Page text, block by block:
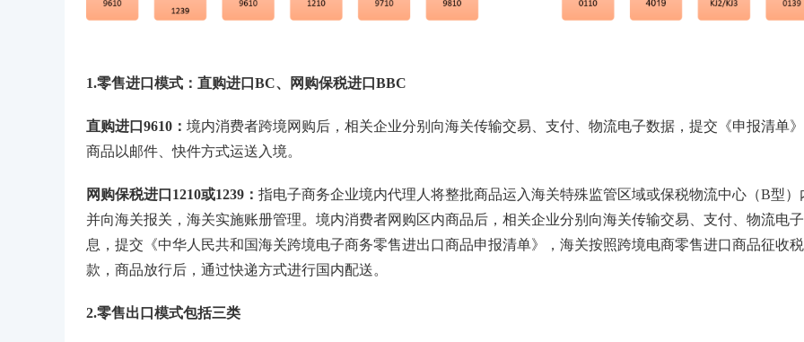
1.零售进口模式：直购进口BC、网购保税进口BBC
直购进口9610： 境内消费者跨境网购后，相关企业分别向海关传输交易、支付、物流电子数据，提交《申报清单》
商品以邮件、快件方式运送入境。
网购保税进口1210或1239： 指电子商务企业境内代理人将整批商品运入海关特殊监管区域或保税物流中心（B型）
并向海关报关，海关实施账册管理。境内消费者网购区内商品后，相关企业分别向海关传输交易、支付、物流电
息，提交《中华人民共和国海关跨境电子商务零售进出口商品申报清单》，海关按照跨境电商零售进口商品征收税
款，商品放行后，通过快递方式进行国内配送。
2.零售出口模式包括三类